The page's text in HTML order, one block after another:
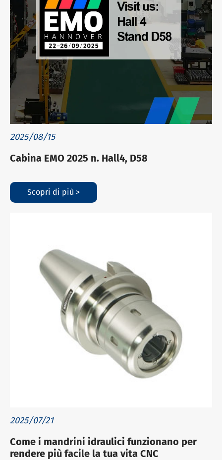
2025/08/15
Cabina EMO 2025 n. Hall4, D58
Scopri di più >
2025/07/21
Come i mandrini idraulici funzionano per
rendere più facile la tua vita CNC